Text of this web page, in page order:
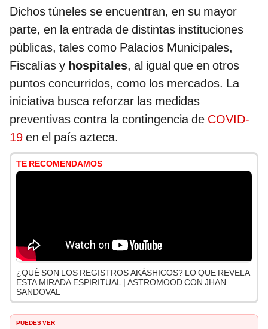
Dichos túneles se encuentran, en su mayor
parte, en la entrada de distintas instituciones
públicas, tales como Palacios Municipales,
Fiscalías y hospitales, al igual que en otros
puntos concurridos, como los mercados. La
iniciativa busca reforzar las medidas
preventivas contra la contingencia de COVID-
19 en el país azteca.
TE RECOMENDAMOS
¿QUÉ SON LOS REGISTROS AKÁSHICOS? LO QUE REVELA
ESTA MIRADA ESPIRITUAL | ASTROMOOD CON JHAN
SANDOVAL
PUEDES VER